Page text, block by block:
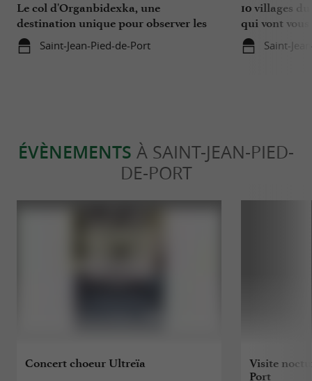
Le col d'Organbidexka, une
destination unique pour observer les
oiseaux au Pays Basque
Saint-Jean-Pied-de-Port
10 villages
qui vont vous
Saint-
ÉVÈNEMENTS À SAINT-JEAN-PIED-
DE-PORT
Concert choeur Ultreïa
Visite
Port